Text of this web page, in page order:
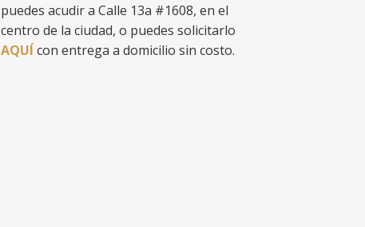
puedes acudir a Calle 13a #1608, en el
centro de la ciudad, o puedes solicitarlo
AQUÍcon entrega a domicilio sin costo.